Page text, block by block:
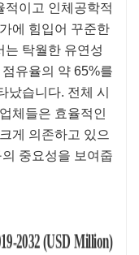
적이고 인체공학적
에 힘입어 꾸준한
는 탁월한 유연성
유율의 약 65%를
났습니다. 전체 시
체들은 효율적인
게 의존하고 있으
중요성을 보여줍